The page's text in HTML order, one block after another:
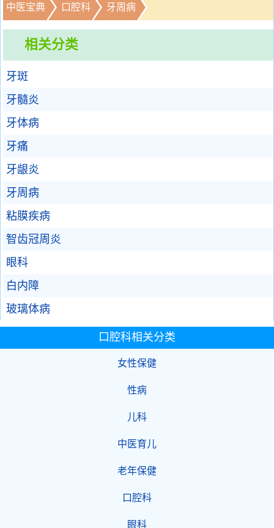
中医宝典 口腔科 牙周病
相关分类
牙斑
牙髓炎
牙体病
牙痛
牙龈炎
牙周病
粘膜疾病
智齿冠周炎
眼科
白内障
玻璃体病
口腔科相关分类
女性保健
性病
儿科
中医育儿
老年保健
口腔科
眼科